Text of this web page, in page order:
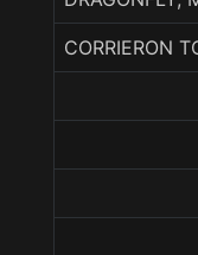
CORRIERON